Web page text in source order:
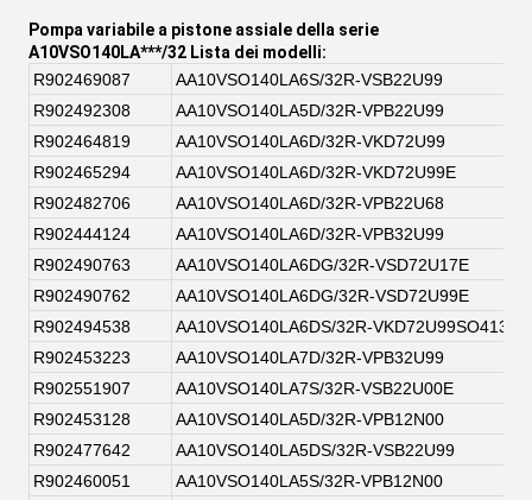
Pompa variabile a pistone assiale della serie
A10VSO140LA***/32 Lista dei modelli:
R902469087
AA10VSO140LA6S/32R-VSB22U99
R902492308
AA10VSO140LA5D/32R-VPB22U99
R902464819
AA10VSO140LA6D/32R-VKD72U99
R902465294
AA10VSO140LA6D/32R-VKD72U99E
R902482706
AA10VSO140LA6D/32R-VPB22U68
R902444124
AA10VSO140LA6D/32R-VPB32U99
R902490763
AA10VSO140LA6DG/32R-VSD72U17E
R902490762
AA10VSO140LA6DG/32R-VSD72U99E
R902494538
AA10VSO140LA6DS/32R-VKD72U99SO413
R902453223
AA10VSO140LA7D/32R-VPB32U99
R902551907
AA10VSO140LA7S/32R-VSB22U00E
R902453128
AA10VSO140LA5D/32R-VPB12N00
R902477642
AA10VSO140LA5DS/32R-VSB22U99
R902460051
AA10VSO140LA5S/32R-VPB12N00